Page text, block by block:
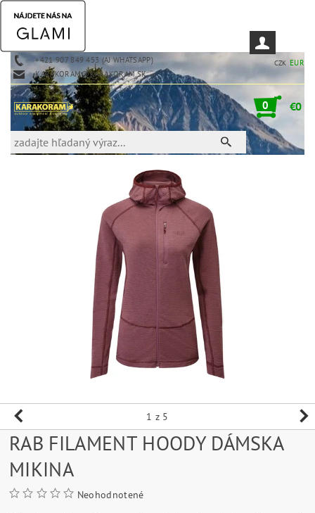
+421 907 849 453 (AJ WHATSAPP)
KARAKORAM@KARAKORAM.SK
CZK EUR
0 €0
1 z 5
RAB FILAMENT HOODY DÁMSKA
MIKINA
Neohodnotené